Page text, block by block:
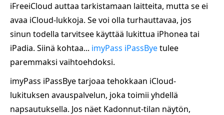
iFreeiCloud auttaa tarkistamaan laitteita, mutta se ei
avaa iCloud-lukkoja. Se voi olla turhauttavaa, jos
sinun todella tarvitsee käyttää lukittua iPhonea tai
iPadia. Siinä kohtaa... imyPass iPassByetulee
paremmaksi vaihtoehdoksi.
imyPass iPassBye tarjoaa tehokkaan iCloud-
lukituksen avauspalvelun, joka toimii yhdellä
napsautuksella. Jos näet Kadonnut-tilan näytön,